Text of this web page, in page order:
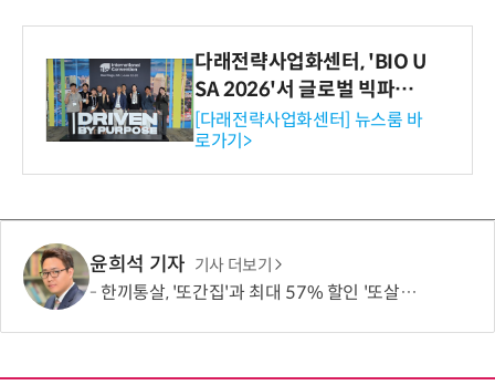
다래전략사업화센터, 'BIO U
SA 2026'서 글로벌 빅파마
와의 비즈니스 미팅 지원…K
-바이오 해외 진출 교두보 확
보
[다래전략사업화센터] 뉴스룸 바
로가기>
윤희석 기자 기사 더보기
한끼통살, '또간집'과 최대 57% 할인 '또살집' 프로모션